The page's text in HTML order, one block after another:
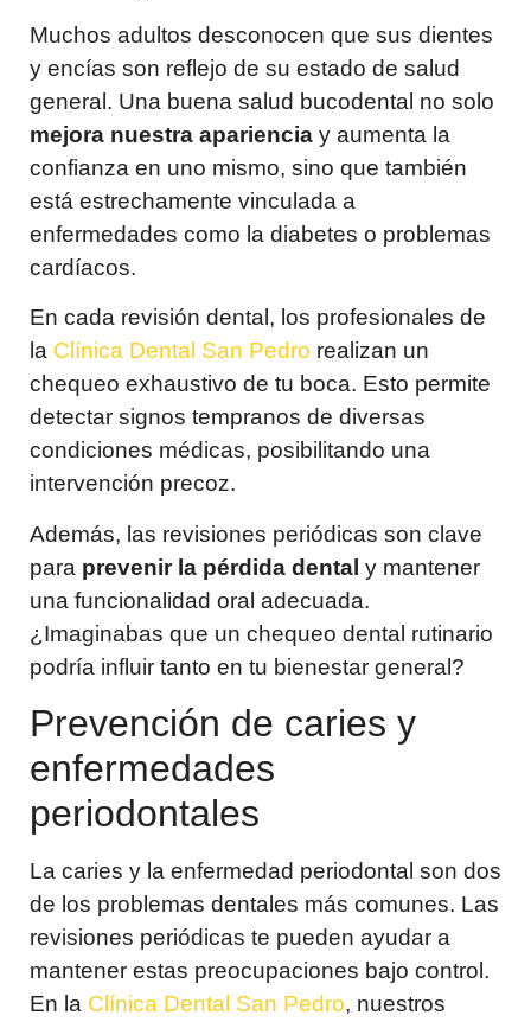
Muchos adultos desconocen que sus dientes
y encías son reflejo de su estado de salud
general. Una buena salud bucodental no solo
mejora nuestra apariencia y aumenta la
confianza en uno mismo, sino que también
está estrechamente vinculada a
enfermedades como la diabetes o problemas
cardíacos.
En cada revisión dental, los profesionales de
la Clínica Dental San Pedro realizan un
chequeo exhaustivo de tu boca. Esto permite
detectar signos tempranos de diversas
condiciones médicas, posibilitando una
intervención precoz.
Además, las revisiones periódicas son clave
para prevenir la pérdida dental y mantener
una funcionalidad oral adecuada.
¿Imaginabas que un chequeo dental rutinario
podría influir tanto en tu bienestar general?
Prevención de caries y
enfermedades
periodontales
La caries y la enfermedad periodontal son dos
de los problemas dentales más comunes. Las
revisiones periódicas te pueden ayudar a
mantener estas preocupaciones bajo control.
En la Clínica Dental San Pedro, nuestros